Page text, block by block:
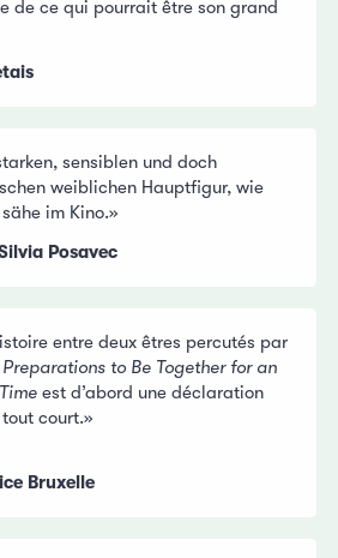
de ce qui pourrait être son grand
sensiblen und doch
weiblichen Hauptfigur, wie
im Kino.»
Posavec
entre deux êtres percutés par
Preparations to Be Together for an
est d’abord une déclaration
court.»
Bruxelle